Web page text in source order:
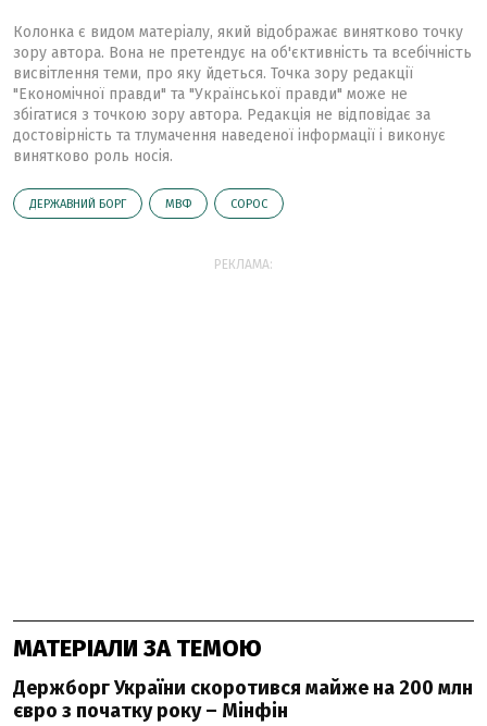
Колонка є видом матеріалу, який відображає винятково точку
зору автора. Вона не претендує на об'єктивність та всебічність
висвітлення теми, про яку йдеться. Точка зору редакції
"Економічної правди" та "Української правди" може не
збігатися з точкою зору автора. Редакція не відповідає за
достовірність та тлумачення наведеної інформації і виконує
винятково роль носія.
ДЕРЖАВНИЙ БОРГ МВФ СОРОС
РЕКЛАМА:
МАТЕРІАЛИ ЗА ТЕМОЮ
Держборг України скоротився майже на 200 млн
євро з початку року – Мінфін